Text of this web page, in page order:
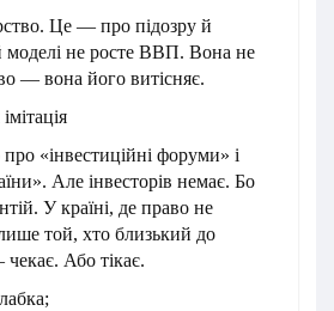
Це — про підозру й
моделі не росте ВВП. Вона не
— вона його витісняє.
«інвестиційні форуми» і
Але інвесторів немає. Бо
У країні, де право не
той, хто близький до
Або тікає.